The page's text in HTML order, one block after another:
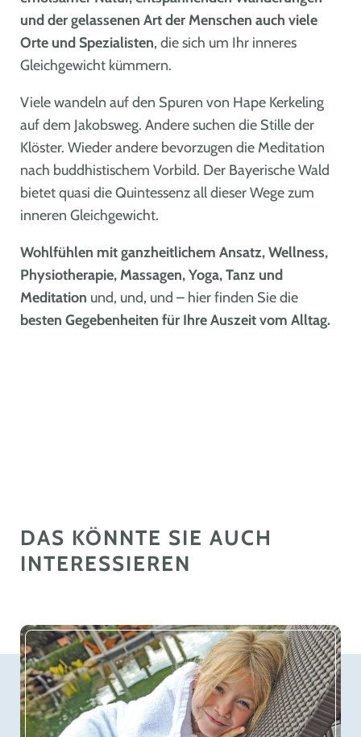
und der gelassenen Art der Menschen auch viele
Orte und Spezialisten, die sich um Ihr inneres
Gleichgewicht kümmern.
Viele wandeln auf den Spuren von Hape Kerkeling
auf dem Jakobsweg. Andere suchen die Stille der
Klöster. Wieder andere bevorzugen die Meditation
nach buddhistischem Vorbild. Der Bayerische Wald
bietet quasi die Quintessenz all dieser Wege zum
inneren Gleichgewicht.
Wohlfühlen mit ganzheitlichem Ansatz, Wellness,
Physiotherapie, Massagen, Yoga, Tanz und
Meditation und, und, und – hier finden Sie die
besten Gegebenheiten für Ihre Auszeit vom Alltag.
DAS KÖNNTE SIE AUCH
INTERESSIEREN